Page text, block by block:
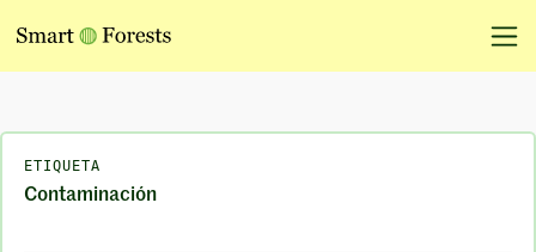
ETIQUETA
Contaminación